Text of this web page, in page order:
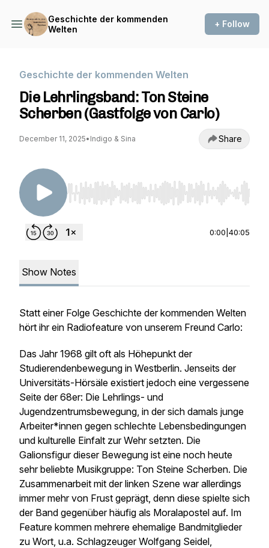
Geschichte der kommenden
Welten
+ Follow
Geschichte der kommenden Welten
Die Lehrlingsband: Ton Steine
Scherben (Gastfolge von Carlo)
December 11, 2025• Indigo & Sina Share
Use Left/Right to seek, Home/End to jump to
0:00 40:05
Show Notes
Statt einer Folge Geschichte der kommenden Welten
hört ihr ein Radiofeature von unserem Freund Carlo:
Das Jahr 1968 gilt oft als Höhepunkt der
Studierendenbewegung in Westberlin. Jenseits der
Universitäts-Hörsäle existiert jedoch eine vergessene
Seite der 68er: Die Lehrlings- und
Jugendzentrumsbewegung, in der sich damals junge
Arbeiter*innen gegen schlechte Lebensbedingungen
und kulturelle Einfalt zur Wehr setzten. Die
Galionsfigur dieser Bewegung ist eine noch heute
sehr beliebte Musikgruppe: Ton Steine Scherben. Die
Zusammenarbeit mit der linken Szene war allerdings
immer mehr von Frust geprägt, denn diese spielte sich
der Band gegenüber häufig als Moralapostel auf. Im
Feature kommen mehrere ehemalige Bandmitglieder
zu Wort, u.a. Schlagzeuger Wolfgang Seidel,